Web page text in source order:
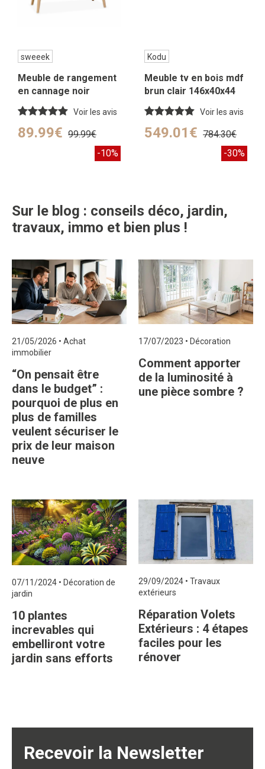
sweeek
Meuble de rangement
en cannage noir
Voir les avis
89.99€ 99.99€
-10%
Kodu
Meuble tv en bois mdf
brun clair 146x40x44
cm
Voir les avis
549.01€ 784.30€
-30%
Sur le blog : conseils déco, jardin,
travaux, immo et bien plus !
21/05/2026 • Achat
immobilier
“On pensait être
dans le budget” :
pourquoi de plus en
plus de familles
veulent sécuriser le
prix de leur maison
neuve
17/07/2023 • Décoration
Comment apporter
de la luminosité à
une pièce sombre ?
07/11/2024 • Décoration de
jardin
10 plantes
increvables qui
embelliront votre
jardin sans efforts
29/09/2024 • Travaux
extérieurs
Réparation Volets
Extérieurs : 4 étapes
faciles pour les
rénover
Recevoir la Newsletter